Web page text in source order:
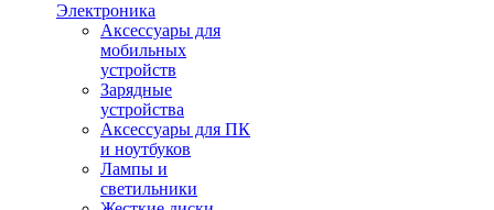
Электроника
Аксессуары для
мобильных
устройств
Зарядные
устройства
Аксессуары для ПК
и ноутбуков
Лампы и
светильники